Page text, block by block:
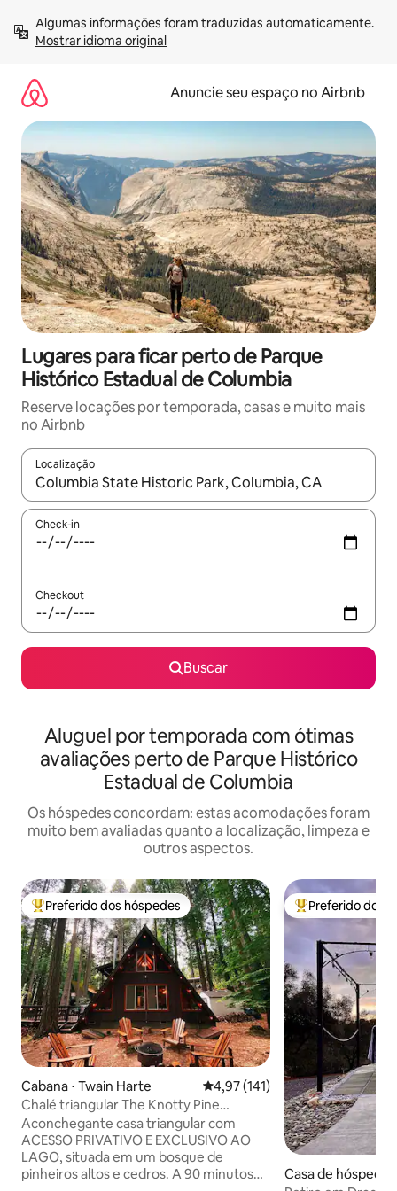
para
Mostrar idioma original
Anuncie seu espaço no Airbnb
Lugares para ficar perto de Parque
Histórico Estadual de Columbia
Reserve locações por temporada, casas e muito mais
no Airbnb
Localização
Quando os resultados estiverem disponíveis, explore-os
Check-in
Checkout
Buscar
Aluguel por temporada com ótimas
avaliações perto de Parque Histórico
Estadual de Columbia
Os hóspedes concordam: estas acomodações foram
muito bem avaliadas quanto a localização, limpeza e
outros aspectos.
Entre os melhores preferidos dos hóspedes
Preferido dos hóspedes
Cabana ⋅ Twain Harte 4,97 de uma avaliação média de
4,97 (141)
Chalé triangular The Knotty Pine
*Acesso ao lago*
Aconchegante casa triangular com
ACESSO PRIVATIVO E EXCLUSIVO AO
LAGO, situada em um bosque de
pinheiros altos e cedros. A 90 minutos
Entre os
Preferido dos
Casa de hóspedes